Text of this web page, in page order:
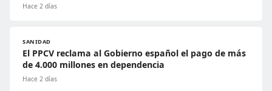
Hace 2 días
SANIDAD
El PPCV reclama al Gobierno español el pago de más
de 4.000 millones en dependencia
Hace 2 días